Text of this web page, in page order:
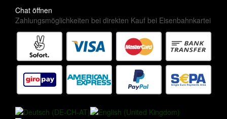
Chat öffnen
Zahlungsmöglichkeiten bei direkten Kauf bei Eisenbahnkartei